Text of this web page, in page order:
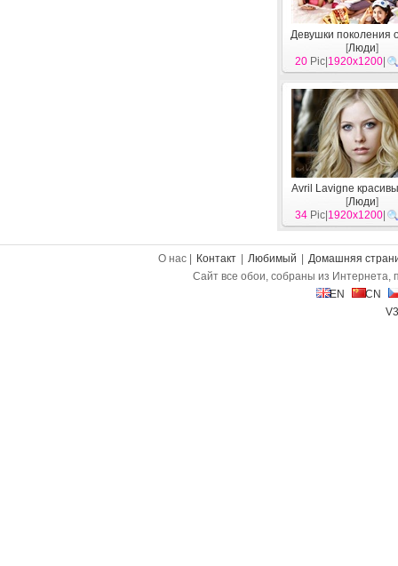
Девушки поколения
[Люди]
20 Pic| 1920x1200
Avril Lavigne
[Люди]
34 Pic| 1920x1200
О нас | Контакт Любимый
Домашняя
Сайт все обои, собраны из Интернета,
EN
CN